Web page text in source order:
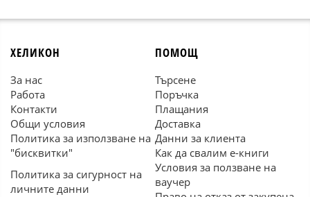
ХЕЛИКОН
За нас
Работа
Контакти
Общи условия
Политика за използване на
"бисквитки"
Политика за сигурност на
личните данни
ПОМОЩ
Търсене
Поръчка
Плащания
Доставка
Данни за клиента
Как да свалим е-книги
Условия за ползване на
ваучер